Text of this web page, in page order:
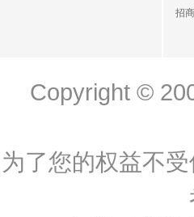
招商
Copyright ©
为了您的权益不